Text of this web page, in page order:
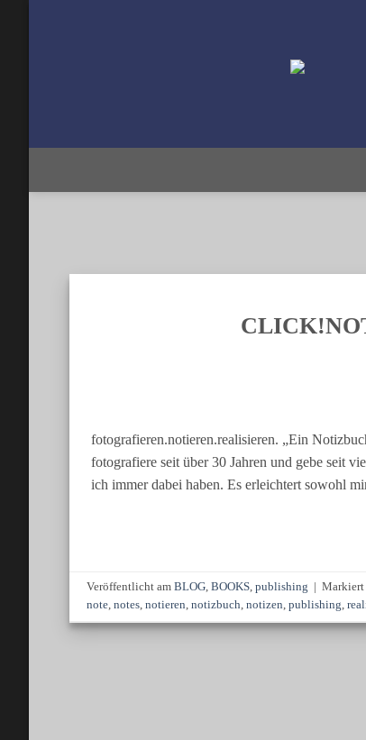
fotografieren.notieren.realisieren. „Ein
fotografiere seit über 30 Jahren und gebe seit
ich immer dabei haben. Es erleichtert sowohl
Veröffentlicht amBLOG,BOOKS,publishing
note,notes,notieren,notizbuch,notizen,publishing,